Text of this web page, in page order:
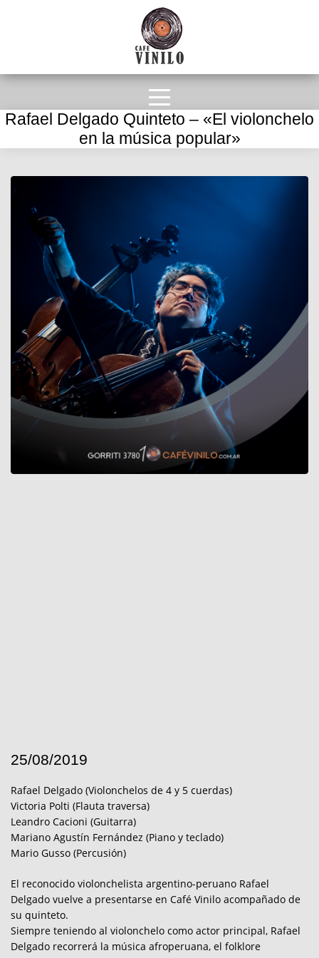
Rafael Delgado Quinteto – «El violonchelo
en la música popular»
25/08/2019
Rafael Delgado (Violonchelos de 4 y 5 cuerdas)
Victoria Polti (Flauta traversa)
Leandro Cacioni (Guitarra)
Mariano Agustín Fernández (Piano y teclado)
Mario Gusso (Percusión)
El reconocido violonchelista argentino-peruano Rafael
Delgado vuelve a presentarse en Café Vinilo acompañado de
su quinteto.
Siempre teniendo al violonchelo como actor principal, Rafael
Delgado recorrerá la música afroperuana, el folklore